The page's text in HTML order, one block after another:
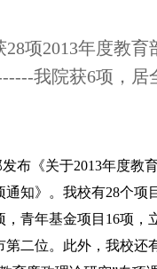
项2013年度教育
我院获6项，居
布《关于2013年度教
通知》。我校有28个项
，青年基金项目 16项，
第二位。此外，我校还